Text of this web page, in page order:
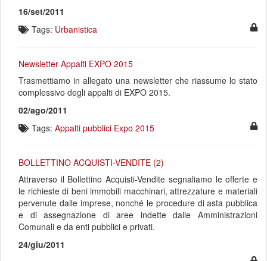
16/set/2011
Tags: Urbanistica
Newsletter Appalti EXPO 2015
Trasmettiamo in allegato una newsletter che riassume lo stato
complessivo degli appalti di EXPO 2015.
02/ago/2011
Tags: Appalti pubblici Expo 2015
BOLLETTINO ACQUISTI-VENDITE (2)
Attraverso il Bollettino Acquisti-Vendite segnaliamo le offerte e
le richieste di beni immobili macchinari, attrezzature e materiali
pervenute dalle imprese, nonché le procedure di asta pubblica
e di assegnazione di aree indette dalle Amministrazioni
Comunali e da enti pubblici e privati.
24/giu/2011